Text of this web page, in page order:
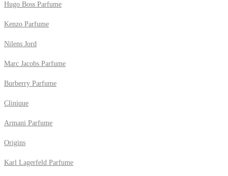
Hugo Boss Parfume
Kenzo Parfume
Nilens Jord
Marc Jacobs Parfume
Burberry Parfume
Clinique
Armani Parfume
Origins
Karl Lagerfeld Parfume